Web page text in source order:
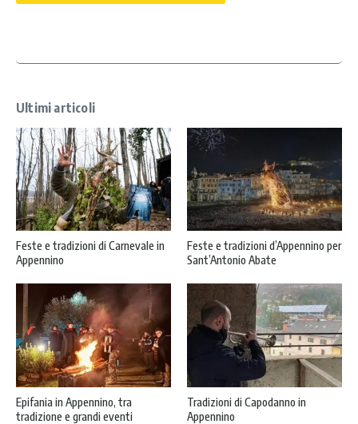
Ultimi articoli
Feste e tradizioni di Carnevale in
Appennino
Feste e tradizioni d’Appennino per
Sant’Antonio Abate
Epifania in Appennino, tra
tradizione e grandi eventi
Tradizioni di Capodanno in
Appennino